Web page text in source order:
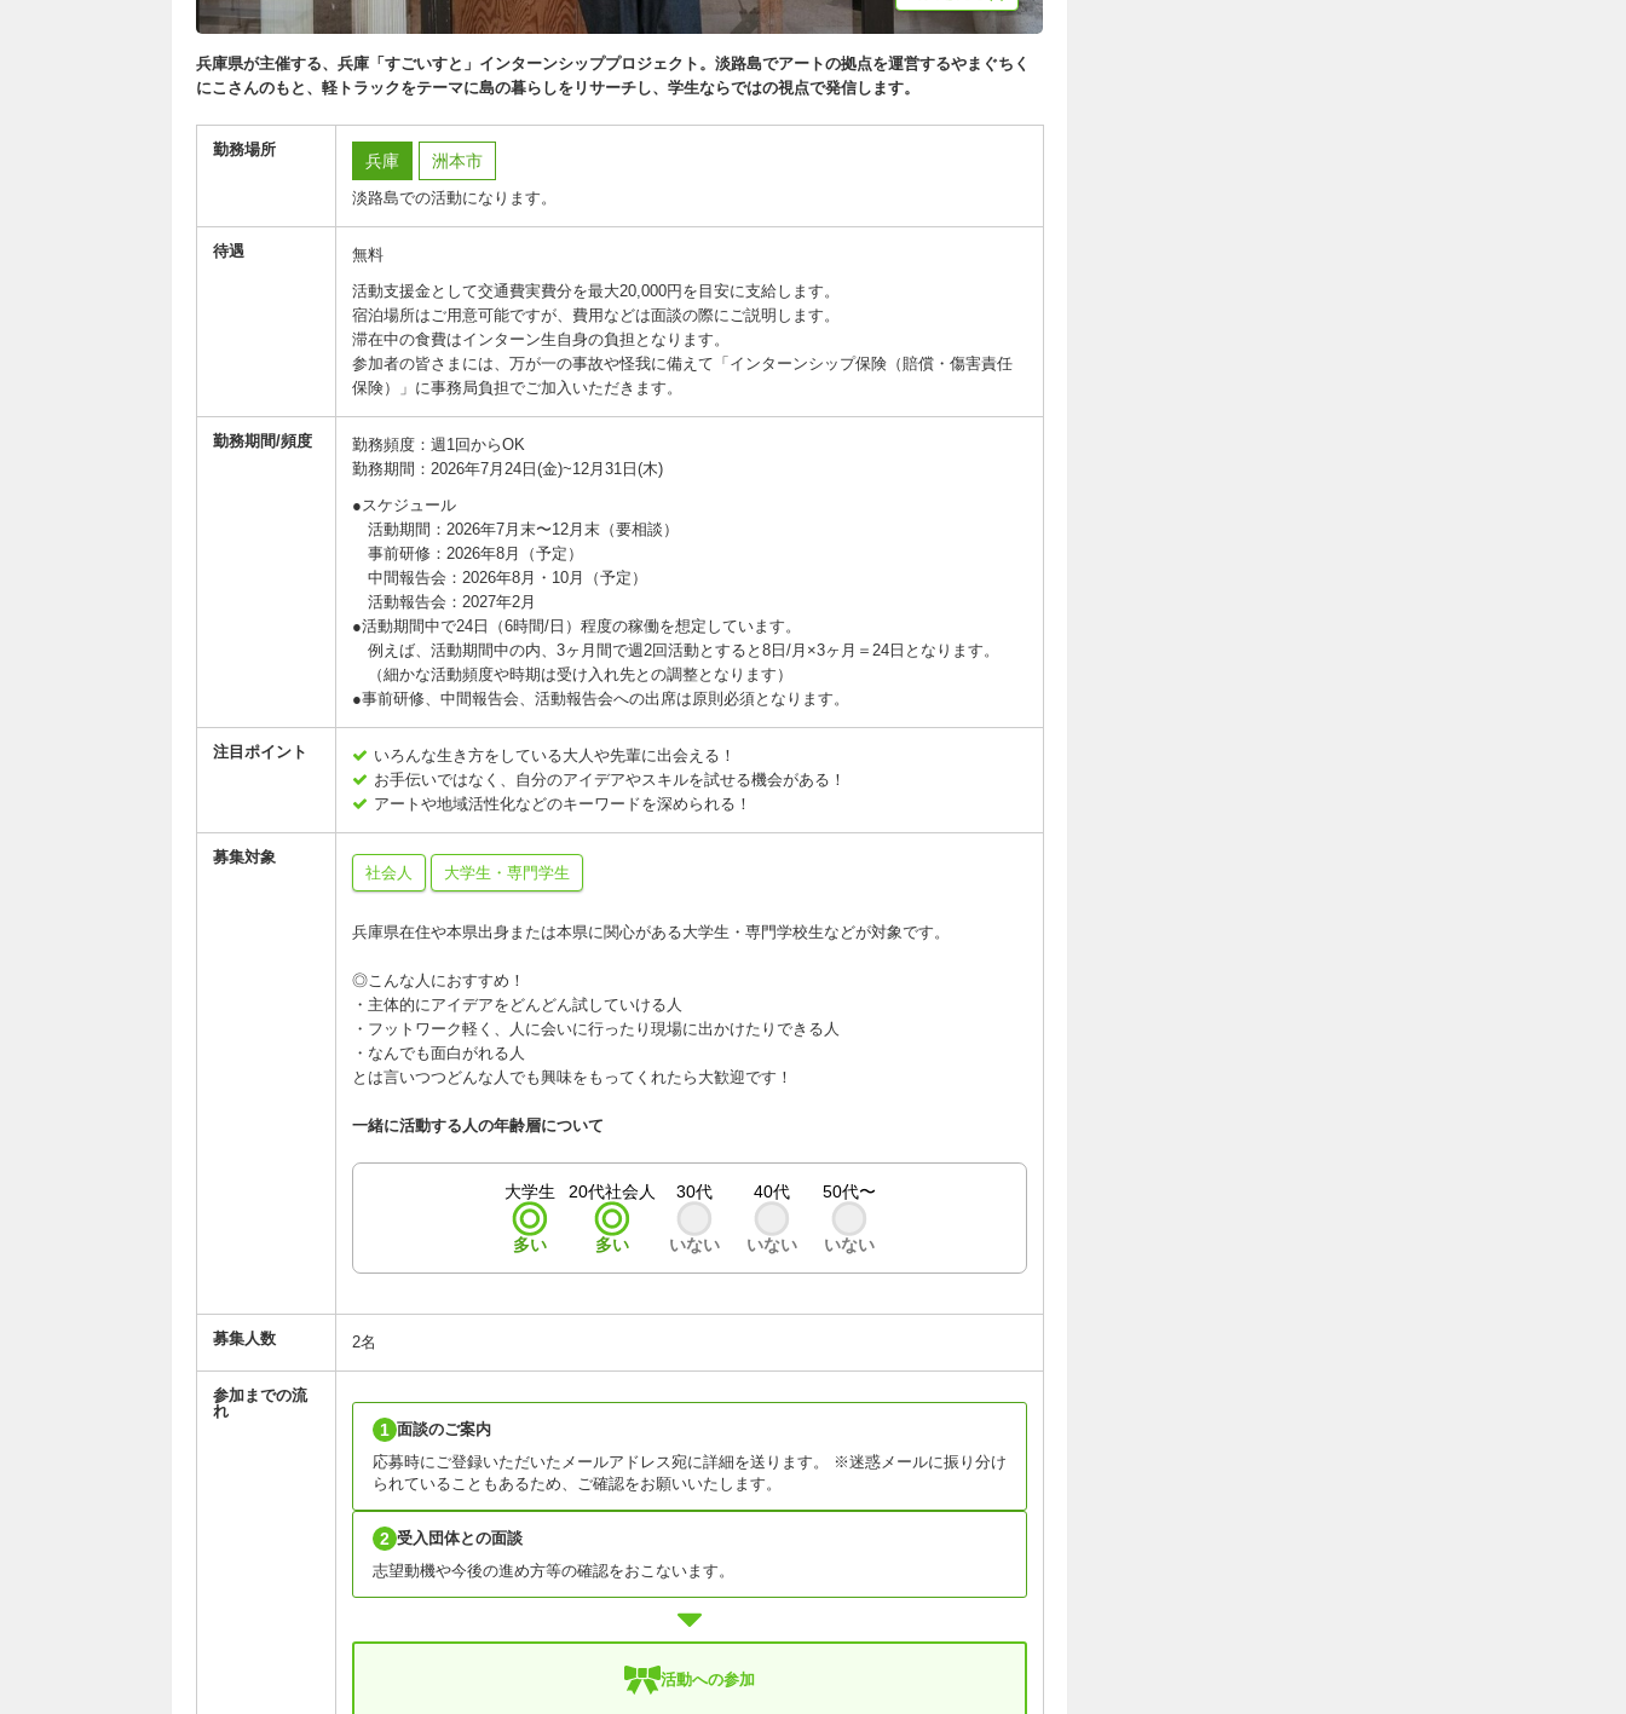
兵庫県が主催する、兵庫「すごいすと」インターンシッププロジェクト。淡路島でアートの拠点を運営するやまぐちく
にこさんのもと、軽トラックをテーマに島の暮らしをリサーチし、学生ならではの視点で発信します。
勤務場所
兵庫 洲本市
淡路島での活動になります。
待遇
無料
活動支援金として交通費実費分を最大20,000円を目安に支給します。
宿泊場所はご用意可能ですが、費用などは面談の際にご説明します。
滞在中の食費はインターン生自身の負担となります。
参加者の皆さまには、万が一の事故や怪我に備えて「インターンシップ保険（賠償・傷害責任
保険）」に事務局負担でご加入いただきます。
勤務期間/頻度
勤務頻度：週1回からOK
勤務期間：2026年7月24日(金)~12月31日(木)
●スケジュール
活動期間：2026年7月末〜12月末（要相談）
事前研修：2026年8月（予定）
中間報告会：2026年8月・10月（予定）
活動報告会：2027年2月
●活動期間中で24日（6時間/日）程度の稼働を想定しています。
例えば、活動期間中の内、3ヶ月間で週2回活動とすると8日/月×3ヶ月＝24日となります。
（細かな活動頻度や時期は受け入れ先との調整となります）
●事前研修、中間報告会、活動報告会への出席は原則必須となります。
注目ポイント
いろんな生き方をしている大人や先輩に出会える！
お手伝いではなく、自分のアイデアやスキルを試せる機会がある！
アートや地域活性化などのキーワードを深められる！
募集対象
社会人
大学生・専門学生
兵庫県在住や本県出身または本県に関心がある大学生・専門学校生などが対象です。
◎こんな人におすすめ！
・主体的にアイデアをどんどん試していける人
・フットワーク軽く、人に会いに行ったり現場に出かけたりできる人
・なんでも面白がれる人
とは言いつつどんな人でも興味をもってくれたら大歓迎です！
一緒に活動する人の年齢層について
大学生
多い
20代社会人
多い
30代
いない
40代
いない
50代〜
いない
募集人数 2名
参加までの流
れ
1 面談のご案内
応募時にご登録いただいたメールアドレス宛に詳細を送ります。 ※迷惑メールに振り分け
られていることもあるため、ご確認をお願いいたします。
2 受入団体との面談
志望動機や今後の進め方等の確認をおこないます。
活動への参加